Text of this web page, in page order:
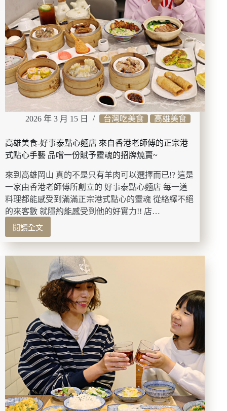
海
洋
藝
術
展
覽
般
的
水
族
館
丨
鵝
隧
超
吸
睛
2026 年 3 月 15 日 台灣吃美食 高雄美食
高雄美食-好事泰點心麵店 來自香港老師傅的正宗港
式點心手藝 品嚐一份賦予靈魂的招牌燒賣~
來到高雄岡山 真的不是只有羊肉可以選擇而已!? 這是
一家由香港老師傅所創立的 好事泰點心麵店 每一道
料理都能感受到滿滿正宗港式點心的靈魂 從絡繹不絕
的來客數 就隱約能感受到他的好實力!! 店…
閱讀全文
高
雄
麵
店
來
自
香
港
老
師